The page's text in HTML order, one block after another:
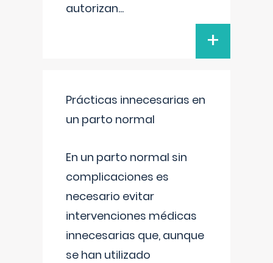
autorizan...
+
Prácticas innecesarias en
un parto normal
En un parto normal sin
complicaciones es
necesario evitar
intervenciones médicas
innecesarias que, aunque
se han utilizado